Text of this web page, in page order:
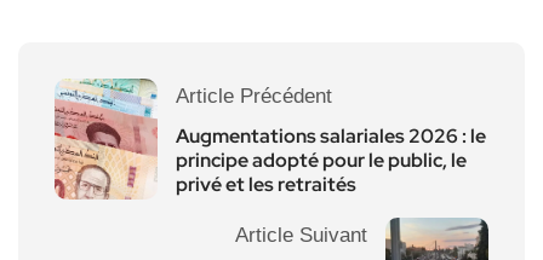
Article Précédent
Augmentations salariales 2026 : le
principe adopté pour le public, le
privé et les retraités
Article Suivant